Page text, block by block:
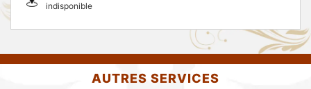
indisponible
AUTRES SERVICES